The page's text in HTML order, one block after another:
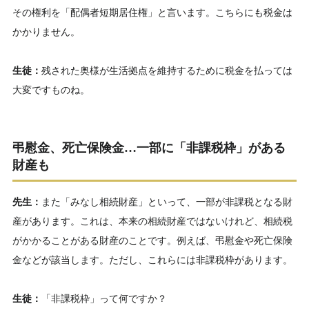
その権利を「配偶者短期居住権」と言います。こちらにも税金は
かかりません。
生徒： 残された奥様が生活拠点を維持するために税金を払っては
大変ですものね。
弔慰金、死亡保険金…一部に「非課税枠」がある
財産も
先生： また「みなし相続財産」といって、一部が非課税となる財
産があります。これは、本来の相続財産ではないけれど、相続税
がかかることがある財産のことです。例えば、弔慰金や死亡保険
金などが該当します。ただし、これらには非課税枠があります。
生徒： 「非課税枠」って何ですか？